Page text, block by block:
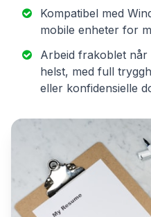
Kompatibel med
mobile enheter for
Arbeid frakoblet
helst, med full
eller konfidensielle